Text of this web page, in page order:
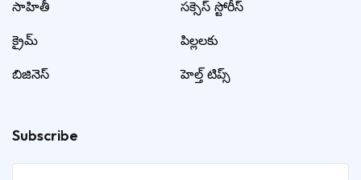
సాహితీ
క్రైమ్
బిజినెస్
సక్సెస్ స్టోరీస్
పిల్లలకు
హెల్త్ టిప్స్
Subscribe